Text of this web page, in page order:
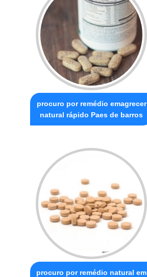
procuro por remédio emagrecer
natural rápido Paes de barros
procuro por remédio natural em